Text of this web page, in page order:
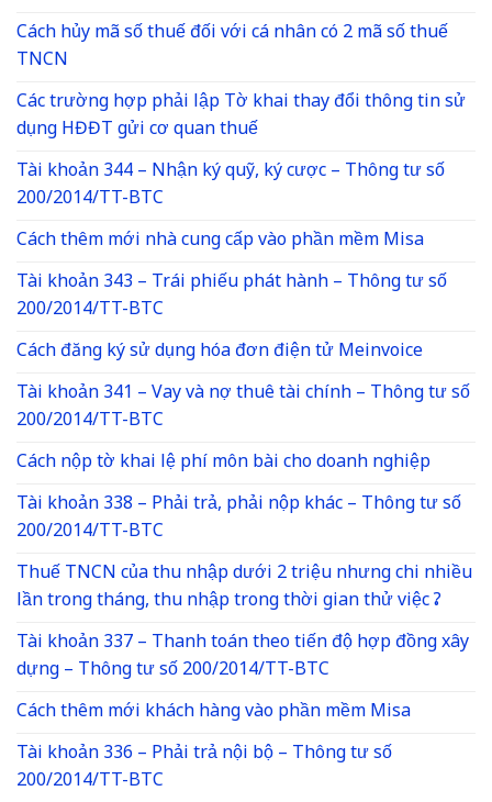
Cách hủy mã số thuế đối với cá nhân có 2 mã số thuế
TNCN
Các trường hợp phải lập Tờ khai thay đổi thông tin sử
dụng HĐĐT gửi cơ quan thuế
Tài khoản 344 – Nhận ký quỹ, ký cược – Thông tư số
200/2014/TT-BTC
Cách thêm mới nhà cung cấp vào phần mềm Misa
Tài khoản 343 – Trái phiếu phát hành – Thông tư số
200/2014/TT-BTC
Cách đăng ký sử dụng hóa đơn điện tử Meinvoice
Tài khoản 341 – Vay và nợ thuê tài chính – Thông tư số
200/2014/TT-BTC
Cách nộp tờ khai lệ phí môn bài cho doanh nghiệp
Tài khoản 338 – Phải trả, phải nộp khác – Thông tư số
200/2014/TT-BTC
Thuế TNCN của thu nhập dưới 2 triệu nhưng chi nhiều
lần trong tháng, thu nhập trong thời gian thử việc ?
Tài khoản 337 – Thanh toán theo tiến độ hợp đồng xây
dựng – Thông tư số 200/2014/TT-BTC
Cách thêm mới khách hàng vào phần mềm Misa
Tài khoản 336 – Phải trả nội bộ – Thông tư số
200/2014/TT-BTC